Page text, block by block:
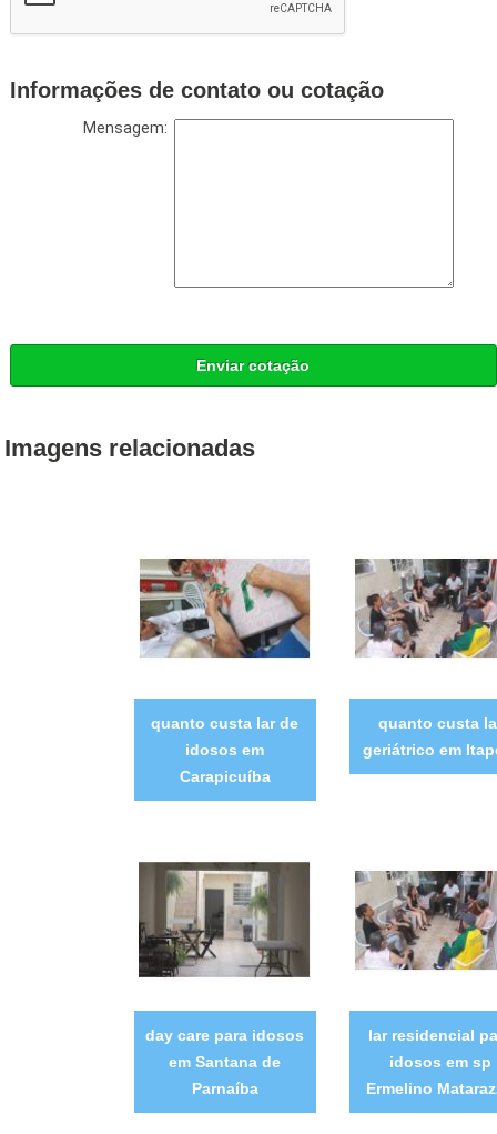
Informações de contato ou cotação
Mensagem:
Enviar cotação
Imagens relacionadas
quanto custa lar de
idosos em
Carapicuíba
quanto custa
geriátrico em
day care para idosos
em Santana de
Parnaíba
lar residencial
idosos em sp
Ermelino